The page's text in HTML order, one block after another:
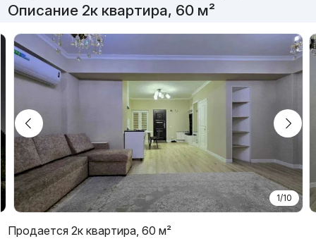
Описание 2к квартира, 60 м²
1/10
Продается 2к квартира, 60 м²